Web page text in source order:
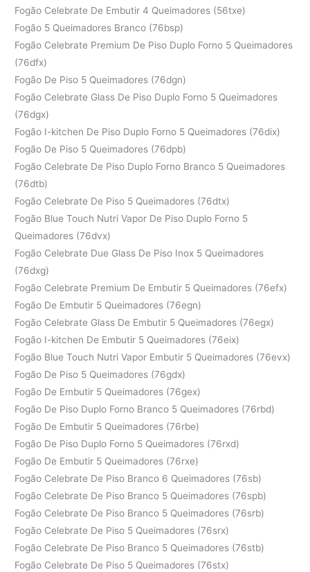
Fogão Celebrate De Embutir 4 Queimadores (56txe)
Fogão 5 Queimadores Branco (76bsp)
Fogão Celebrate Premium De Piso Duplo Forno 5 Queimadores
(76dfx)
Fogão De Piso 5 Queimadores (76dgn)
Fogão Celebrate Glass De Piso Duplo Forno 5 Queimadores
(76dgx)
Fogão I-kitchen De Piso Duplo Forno 5 Queimadores (76dix)
Fogão De Piso 5 Queimadores (76dpb)
Fogão Celebrate De Piso Duplo Forno Branco 5 Queimadores
(76dtb)
Fogão Celebrate De Piso 5 Queimadores (76dtx)
Fogão Blue Touch Nutri Vapor De Piso Duplo Forno 5
Queimadores (76dvx)
Fogão Celebrate Due Glass De Piso Inox 5 Queimadores
(76dxg)
Fogão Celebrate Premium De Embutir 5 Queimadores (76efx)
Fogão De Embutir 5 Queimadores (76egn)
Fogão Celebrate Glass De Embutir 5 Queimadores (76egx)
Fogão I-kitchen De Embutir 5 Queimadores (76eix)
Fogão Blue Touch Nutri Vapor Embutir 5 Queimadores (76evx)
Fogão De Piso 5 Queimadores (76gdx)
Fogão De Embutir 5 Queimadores (76gex)
Fogão De Piso Duplo Forno Branco 5 Queimadores (76rbd)
Fogão De Embutir 5 Queimadores (76rbe)
Fogão De Piso Duplo Forno 5 Queimadores (76rxd)
Fogão De Embutir 5 Queimadores (76rxe)
Fogão Celebrate De Piso Branco 6 Queimadores (76sb)
Fogão Celebrate De Piso Branco 5 Queimadores (76spb)
Fogão Celebrate De Piso Branco 5 Queimadores (76srb)
Fogão Celebrate De Piso 5 Queimadores (76srx)
Fogão Celebrate De Piso Branco 5 Queimadores (76stb)
Fogão Celebrate De Piso 5 Queimadores (76stx)